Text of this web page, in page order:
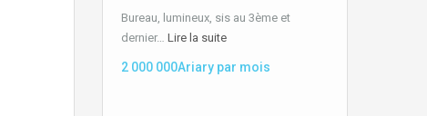
Bureau, lumineux, sis au 3ème et
dernier… Lire la suite
2 000 000Ariary par mois